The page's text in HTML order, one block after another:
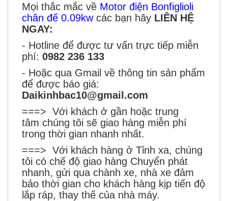
Mọi thắc mắc về Motor điện Bonfiglioli
chân đế 0.09kw các bạn hãy LIÊN HỆ
NGAY:
- Hotline để được tư vấn trực tiếp miễn
phí: 0982 236 133
- Hoặc qua Gmail về thông tin sản phẩm
để được báo giá:
Daikinhbac10@gmail.com
===> Với khách ở gần hoặc trung
tâm chúng tôi sẽ giao hàng miễn phí
trong thời gian nhanh nhất.
===> Với khách hàng ở Tỉnh xa, chúng
tôi có chế độ giao hàng Chuyển phát
nhanh, gửi qua chành xe, nhà xe đảm
bảo thời gian cho khách hàng kịp tiến độ
lắp ráp, thay thế của nhà máy.